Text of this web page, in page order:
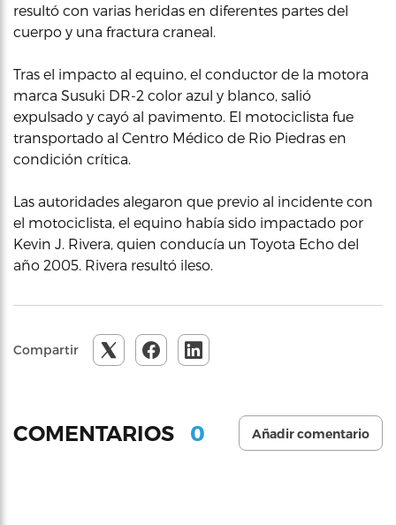
resultó con varias heridas en diferentes partes del
cuerpo y una fractura craneal.
Tras el impacto al equino, el conductor de la motora
marca Susuki DR-2 color azul y blanco, salió
expulsado y cayó al pavimento. El motociclista fue
transportado al Centro Médico de Rio Piedras en
condición crítica.
Las autoridades alegaron que previo al incidente con
el motociclista, el equino había sido impactado por
Kevin J. Rivera, quien conducía un Toyota Echo del
año 2005. Rivera resultó ileso.
Compartir
COMENTARIOS 0 Añadir comentario